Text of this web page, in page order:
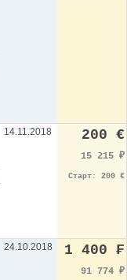
14.11.2018 200 €
15 215 ₽
Старт: 200 €
24.10.2018 1 400 ₣
91 774 ₽